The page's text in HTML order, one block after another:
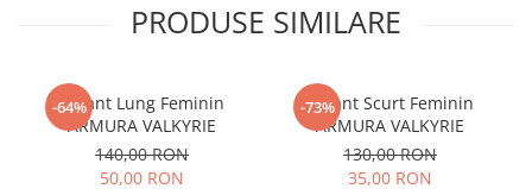
PRODUSE SIMILARE
-64%
Colant Lung Feminin
ARMURA VALKYRIE
140,00 RON
50,00 RON
-73%
Colant Scurt Feminin
ARMURA VALKYRIE
130,00 RON
35,00 RON